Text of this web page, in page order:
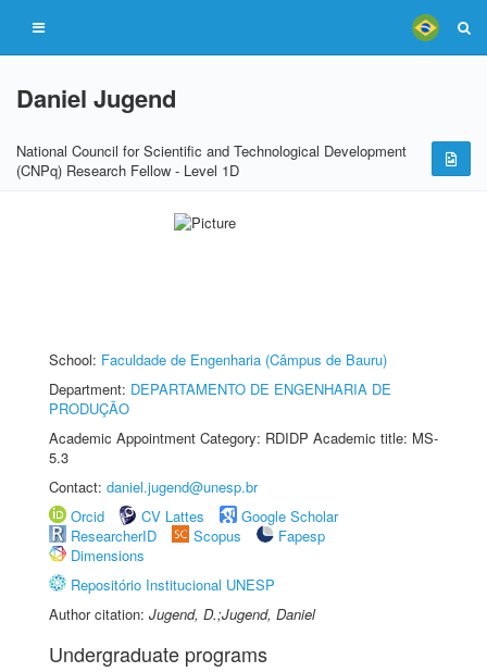
Daniel Jugend
National Council for Scientific and Technological Development
(CNPq) Research Fellow - Level 1D
School: Faculdade de Engenharia (Câmpus de Bauru)
Department: DEPARTAMENTO DE ENGENHARIA DE
PRODUÇÃO
Academic Appointment Category: RDIDP Academic title: MS-
5.3
Contact: daniel.jugend@unesp.br
Orcid
CV Lattes
Google Scholar
ResearcherID
Scopus
Fapesp
Dimensions
Repositório Institucional UNESP
Author citation: Jugend, D.;Jugend, Daniel
Undergraduate programs